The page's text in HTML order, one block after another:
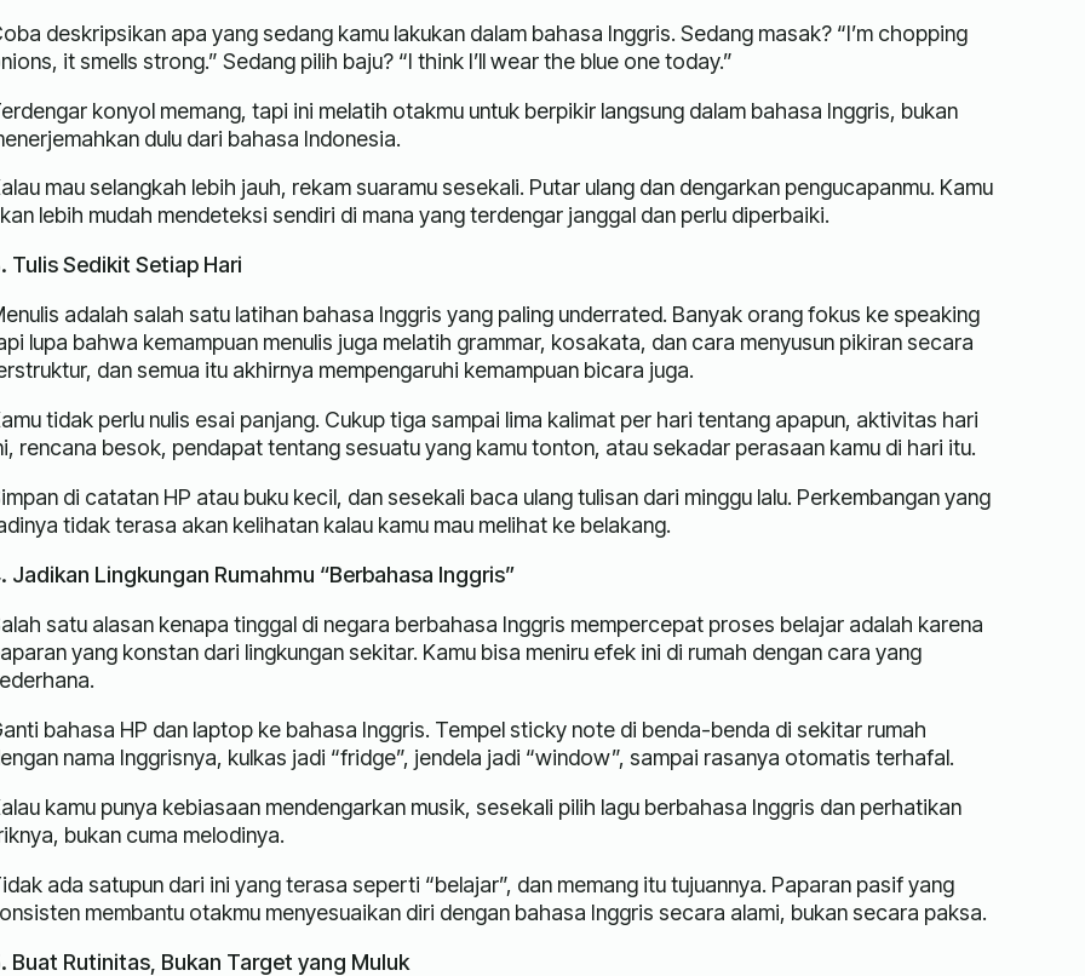
deskripsikan apa yang sedang kamu lakukan dalam bahasa Inggris. Sedang masak? “I’m chopping
it smells strong.” Sedang pilih baju? “I think I’ll wear the blue one today.”
konyol memang, tapi ini melatih otakmu untuk berpikir langsung dalam bahasa Inggris, bukan
dulu dari bahasa Indonesia.
mau selangkah lebih jauh, rekam suaramu sesekali. Putar ulang dan dengarkan pengucapanmu. Kamu
lebih mudah mendeteksi sendiri di mana yang terdengar janggal dan perlu diperbaiki.
Tulis Sedikit Setiap Hari
adalah salah satu latihan bahasa Inggris yang paling underrated. Banyak orang fokus ke speaking
lupa bahwa kemampuan menulis juga melatih grammar, kosakata, dan cara menyusun pikiran secara
dan semua itu akhirnya mempengaruhi kemampuan bicara juga.
tidak perlu nulis esai panjang. Cukup tiga sampai lima kalimat per hari tentang apapun, aktivitas hari
rencana besok, pendapat tentang sesuatu yang kamu tonton, atau sekadar perasaan kamu di hari itu.
di catatan HP atau buku kecil, dan sesekali baca ulang tulisan dari minggu lalu. Perkembangan yang
tidak terasa akan kelihatan kalau kamu mau melihat ke belakang.
Jadikan Lingkungan Rumahmu “Berbahasa Inggris”
satu alasan kenapa tinggal di negara berbahasa Inggris mempercepat proses belajar adalah karena
yang konstan dari lingkungan sekitar. Kamu bisa meniru efek ini di rumah dengan cara yang
bahasa HP dan laptop ke bahasa Inggris. Tempel sticky note di benda-benda di sekitar rumah
nama Inggrisnya, kulkas jadi “fridge”, jendela jadi “window”, sampai rasanya otomatis terhafal.
kamu punya kebiasaan mendengarkan musik, sesekali pilih lagu berbahasa Inggris dan perhatikan
bukan cuma melodinya.
ada satupun dari ini yang terasa seperti “belajar”, dan memang itu tujuannya. Paparan pasif yang
membantu otakmu menyesuaikan diri dengan bahasa Inggris secara alami, bukan secara paksa.
Buat Rutinitas, Bukan Target yang Muluk